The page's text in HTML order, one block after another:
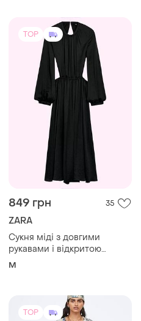
TOP
849 грн 35
ZARA
Сукня міді з довгими
рукавами і відкритою
спиною zara m чорна
M
TOP